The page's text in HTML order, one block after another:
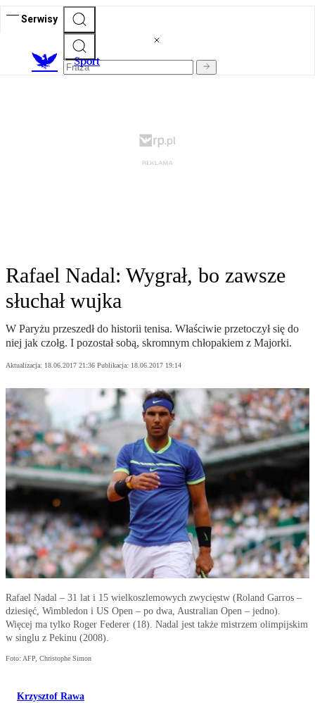
Serwisy
Sport
Rafael Nadal: Wygrał, bo zawsze
słuchał wujka
W Paryżu przeszedł do historii tenisa. Właściwie przetoczył się do
niej jak czołg. I pozostał sobą, skromnym chłopakiem z Majorki.
Aktualizacja: 18.06.2017 21:36 Publikacja: 18.06.2017 19:14
Rafael Nadal – 31 lat i 15 wielkoszlemowych zwycięstw (Roland Garros –
dziesięć, Wimbledon i US Open – po dwa, Australian Open – jedno).
Więcej ma tylko Roger Federer (18). Nadal jest także mistrzem olimpijskim
w singlu z Pekinu (2008).
Foto: AFP, Christophe Simon
Krzysztof Rawa